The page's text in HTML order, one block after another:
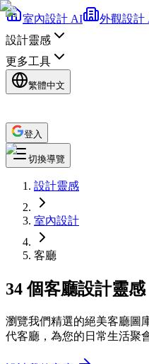
室內設計 AI
外觀設計
設計靈感
更多工具
繁體中文
登入
切換導覽
設計靈感
室內設計
客廳
34 個客廳設計靈
瀏覽我們精選的絕美客廳圖
代客廳，為您的日常生活聚